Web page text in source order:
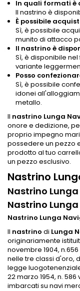
In quali formati è
Il nastrino è
È possibile
Sì, è possibile
munito di attacco
Il nastrino è
Sì, è disponibile
variante
Posso
Sì, è possibile
idonei
metallo.
Il nastrino Lunga
onore e dedizione,
proprio impegno
possedere un pezzo
prodotto al tuo
un pezzo esclusivo.
Nastrino
Nastrino
Nastrino
Nastrino Lunga
Il nastrino di Lunga
originariamente
novembre 1904,
nelle tre classi d'oro,
legge luogotenenziale
22 marzo 1954, n.
imbarcati su navi